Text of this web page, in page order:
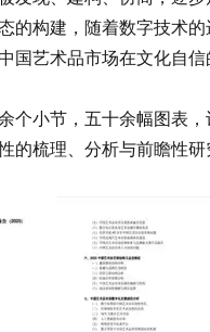
的构建，随着数字技术
国艺术品市场在文化自
个小节，五十余幅图表
的梳理、分析与前瞻性研